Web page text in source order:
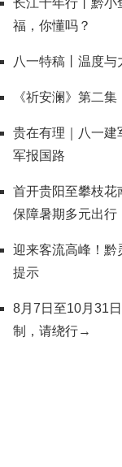
长江十年行丨黔小
福，你懂吗？
八一特稿丨温度与
《祈安澜》第二集
贵在有理｜八一建
军报国路
首开贵阳至攀枝花
保障暑期多元出行
迎来客流高峰！黔
提示
8月7日至10月31
制，请绕行→